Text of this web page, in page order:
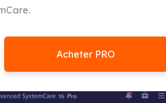
Acheter PRO